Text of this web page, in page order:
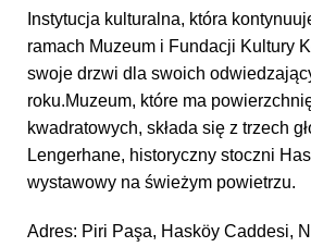
Instytucja kulturalna, która
ramach Muzeum i Fundacji Kultury
swoje drzwi dla swoich
roku.Muzeum, które ma
kwadratowych, składa się z trzech
Lengerhane, historyczny stoczni
wystawowy na świeżym powietrzu.
Adres: Piri Paşa, Hasköy Caddesi,